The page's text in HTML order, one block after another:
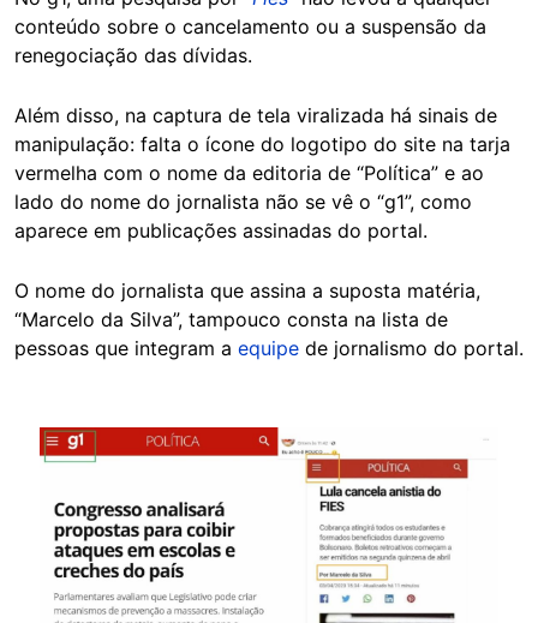
conteúdo sobre o cancelamento ou a suspensão da
renegociação das dívidas.
Além disso, na captura de tela viralizada há sinais de
manipulação: falta o ícone do logotipo do site na tarja
vermelha com o nome da editoria de “Política” e ao
lado do nome do jornalista não se vê o “g1”, como
aparece em publicações assinadas do portal.
O nome do jornalista que assina a suposta matéria,
“Marcelo da Silva”, tampouco consta na lista de
pessoas que integram a equipe de jornalismo do portal.
Image